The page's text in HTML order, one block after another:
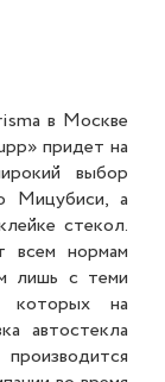
в Москве
придет на
выбор
Мицубиси, а
стекол.
всем нормам
лишь с теми
которых на
автостекла